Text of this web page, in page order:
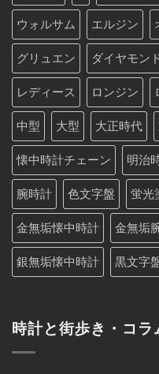
ウォルサム エルジン
グリュエン ダイヤモン
レディース ロンジン
中型 大型 大正時代
懐中時計チェーン 明治
腕時計 色文字盤 蛍光
金無垢懐中時計 金無垢
銀無垢懐中時計 黒文字
時計と街歩き・コラ